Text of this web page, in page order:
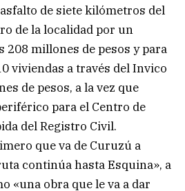
de siete kilómetros del
de la localidad por un
208 millones de pesos y para
viviendas a través del Invico
de pesos, a la vez que
para el Centro de
del Registro Civil.
que va de Curuzú a
continúa hasta Esquina», a
«una obra que le va a dar